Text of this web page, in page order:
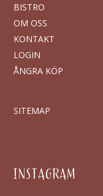
BISTRO
OM OSS
KONTAKT
LOGIN
ÅNGRA KÖP
SITEMAP
INSTAGRAM